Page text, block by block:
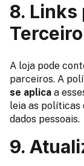
8. Links
A loja pode
parceiros. A
se aplica a
leia as políticas
dados pessoais.
9.